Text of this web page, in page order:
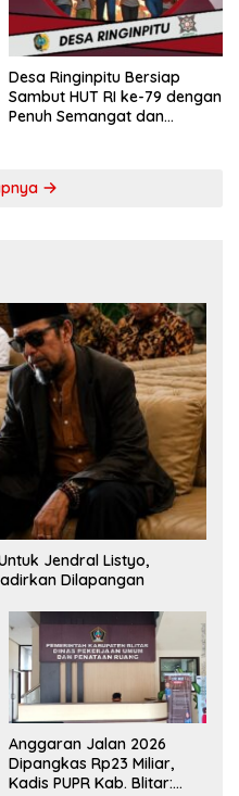
Desa Ringinpitu Bersiap
Sambut HUT RI ke-79 dengan
Penuh Semangat dan
Jendral Listyo,
Dilapangan
Anggaran Jalan 2026
Dipangkas Rp23 Miliar,
Kadis PUPR Kab. Blitar: